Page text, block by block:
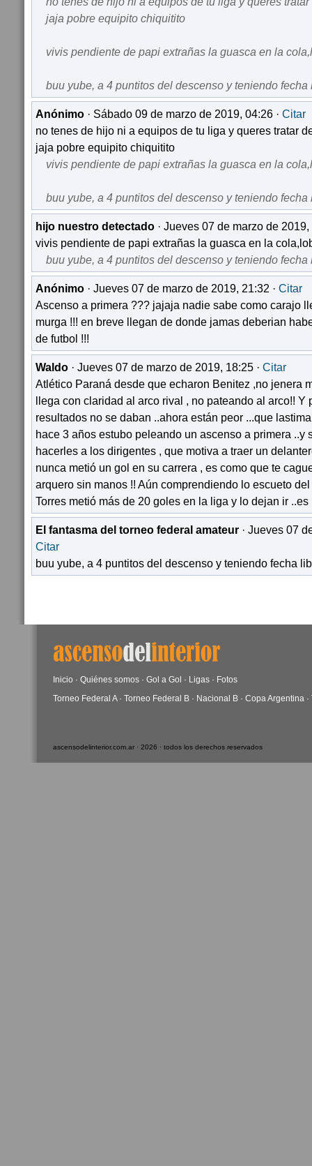
jaja pobre equipito chiquitito
vivis pendiente de papi extrañas la guasca en la
buu yube, a 4 puntitos del descenso y teniendo
Anónimo · Sábado 09 de marzo de 2019, 04:26 · Citar
no tenes de hijo ni a equipos de tu liga y queres tratar
jaja pobre equipito chiquitito
vivis pendiente de papi extrañas la guasca en la
buu yube, a 4 puntitos del descenso y teniendo
hijo nuestro detectado · Jueves 07 de marzo de
vivis pendiente de papi extrañas la guasca en la
buu yube, a 4 puntitos del descenso y teniendo
Anónimo · Jueves 07 de marzo de 2019, 21:32 · Citar
Ascenso a primera ??? jajaja nadie sabe como carajo
murga !!! en breve llegan de donde jamas deberian
de futbol !!!
Waldo · Jueves 07 de marzo de 2019, 18:25 · Citar
Atlético Paraná desde que echaron Benitez ,no jenera
llega con claridad al arco rival , no pateando al arco!! Y
resultados no se daban ..ahora están peor ...que
hace 3 años estubo peleando un ascenso a primera ..y
hacerles a los dirigentes , que motiva a traer un
nunca metió un gol en su carrera , es como que te
arquero sin manos !! Aún comprendiendo lo escueto
Torres metió más de 20 goles en la liga y lo dejan ir ..es
El fantasma del torneo federal amateur · Jueves 07
Citar
buu yube, a 4 puntitos del descenso y teniendo fecha
Inicio · Quiénes somos · Gol a Gol · Ligas · Fotos
Torneo Federal A· Torneo Federal B · Nacional B · Copa Argentina ·
ascensodelinterior.com.ar · 2026 · todos los derechos reservados